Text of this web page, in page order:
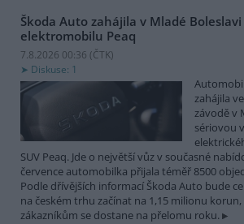
Škoda Auto zahájila v Mladé
elektromobilu Peaq
7.8.2026 00:36 (ČTK)
Diskuse: 1
zahájila
závodě v
sériovou
SUV Peaq. Jde o největší vůz v současné
července automobilka přijala téměř 8500
Podle dřívějších informací Škoda Auto bude
na českém trhu začínat na 1,15 milionu
zákazníkům se dostane na přelomu roku.